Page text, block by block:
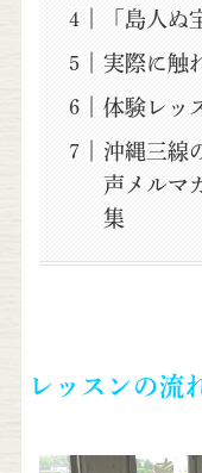
「島人ぬ
実際に触
体験レッ
沖縄三線
声メルマ
集
レッスンの流